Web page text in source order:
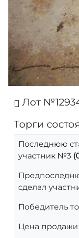
Лот
Торги
Последнюю
участник №3
сделал
Победитель
Цена продажи